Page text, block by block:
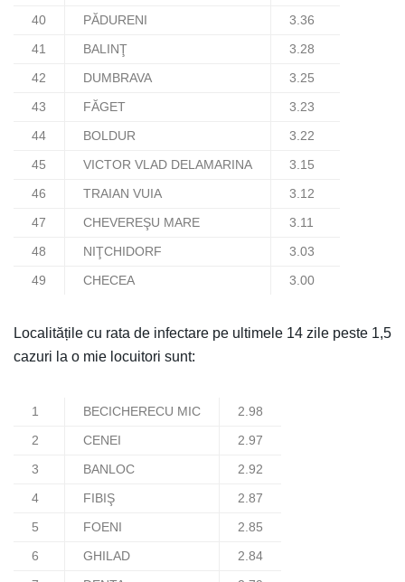
40 PĂDURENI 3.36
41 BALINŢ 3.28
42 DUMBRAVA 3.25
43 FĂGET 3.23
44 BOLDUR 3.22
45 VICTOR VLAD DELAMARINA 3.15
46 TRAIAN VUIA 3.12
47 CHEVEREŞU MARE 3.11
48 NIŢCHIDORF 3.03
49 CHECEA 3.00
Localitățile cu rata de infectare pe ultimele 14 zile peste 1,5
cazuri la o mie locuitori sunt:
1 BECICHERECU MIC 2.98
2 CENEI 2.97
3 BANLOC 2.92
4 FIBIŞ 2.87
5 FOENI 2.85
6 GHILAD 2.84